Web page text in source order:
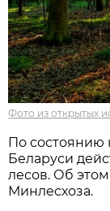
Фото из открытых
По состоянию
Беларуси
лесов. Об
Минлесхоза.